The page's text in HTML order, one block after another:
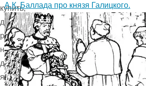
купить,
да
распевал
на
деревенских
ярмарках
А.К. Баллада про князя Галицкого.